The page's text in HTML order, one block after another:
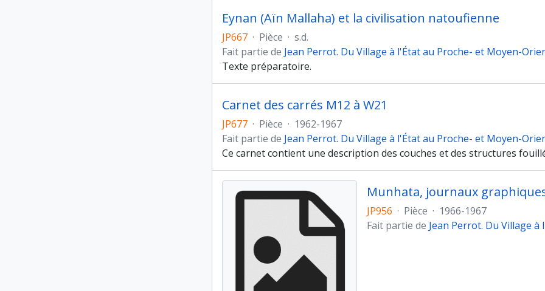
Eynan (Aïn Mallaha) et la civilisation natoufienne
JP667 · Pièce · s.d.
Fait partie de Jean Perrot. Du Village à l'État au Proche- et Moyen-
Texte préparatoire.
Carnet des carrés M12 à W21
JP677 · Pièce · 1962-1967
Fait partie de Jean Perrot. Du Village à l'État au Proche- et Moyen-
Ce carnet contient une description des couches et des structures
JP956 · Pièce · 1966-1967
Fait partie de Jean Perrot. Du Village